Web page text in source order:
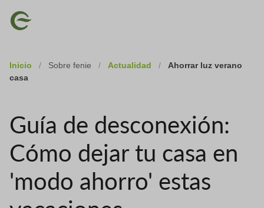
Imagen
Inicio / Sobre fenie / Actualidad /
Ahorrar luz verano
casa
Guía de desconexión:
Cómo dejar tu casa en
'modo ahorro' estas